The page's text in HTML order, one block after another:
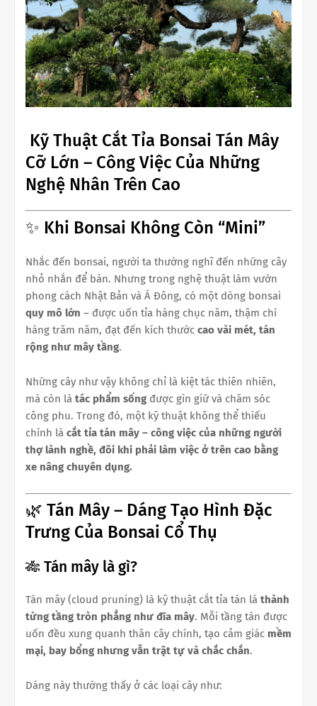
Kỹ Thuật Cắt Tỉa Bonsai Tán Mây
Cỡ Lớn – Công Việc Của Những
Nghệ Nhân Trên Cao
✨ Khi Bonsai Không Còn “Mini”
Nhắc đến bonsai, người ta thường nghĩ đến những cây
nhỏ nhắn để bàn. Nhưng trong nghệ thuật làm vườn
phong cách Nhật Bản và Á Đông, có một dòng bonsai
quy mô lớn – được uốn tỉa hàng chục năm, thậm chí
hàng trăm năm, đạt đến kích thước cao vài mét, tán
rộng như mây tầng.
Những cây như vậy không chỉ là kiệt tác thiên nhiên,
mà còn là tác phẩm sống được gìn giữ và chăm sóc
công phu. Trong đó, một kỹ thuật không thể thiếu
chính là cắt tỉa tán mây – công việc của những người
thợ lành nghề, đôi khi phải làm việc ở trên cao bằng
xe nâng chuyên dụng.
🌿 Tán Mây – Dáng Tạo Hình Đặc
Trưng Của Bonsai Cổ Thụ
🎋 Tán mây là gì?
Tán mây (cloud pruning) là kỹ thuật cắt tỉa tán lá thành
từng tầng tròn phẳng như đĩa mây. Mỗi tầng tán được
uốn đều xung quanh thân cây chính, tạo cảm giác mềm
mại, bay bổng nhưng vẫn trật tự và chắc chắn.
Dáng này thường thấy ở các loại cây như: